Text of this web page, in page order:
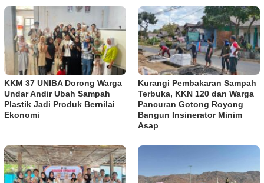
KKM 37 UNIBA Dorong Warga
Undar Andir Ubah Sampah
Plastik Jadi Produk Bernilai
Ekonomi
Kurangi Pembakaran Sampah
Terbuka, KKN 120 dan Warga
Pancuran Gotong Royong
Bangun Insinerator Minim
Asap